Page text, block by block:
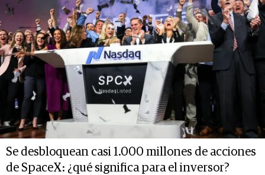
Se desbloquean casi 1.000 millones de acciones
de SpaceX: ¿qué significa para el inversor?